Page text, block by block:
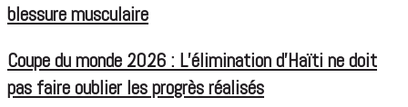
blessure musculaire
Coupe du monde 2026 : L’élimination d’Haïti ne doit
pas faire oublier les progrès réalisés